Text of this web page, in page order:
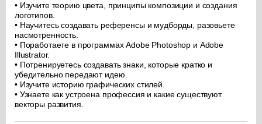
• Изучите теорию цвета, принципы композиции и создания
логотипов.
• Научитесь создавать референсы и мудборды, разовьете
насмотренность.
• Поработаете в программах Adobe Photoshop и Adobe
Illustrator.
• Потренируетесь создавать знаки, которые кратко и
убедительно передают идею.
• Изучите историю графических стилей.
• Узнаете как устроена профессия и какие существуют
векторы развития.